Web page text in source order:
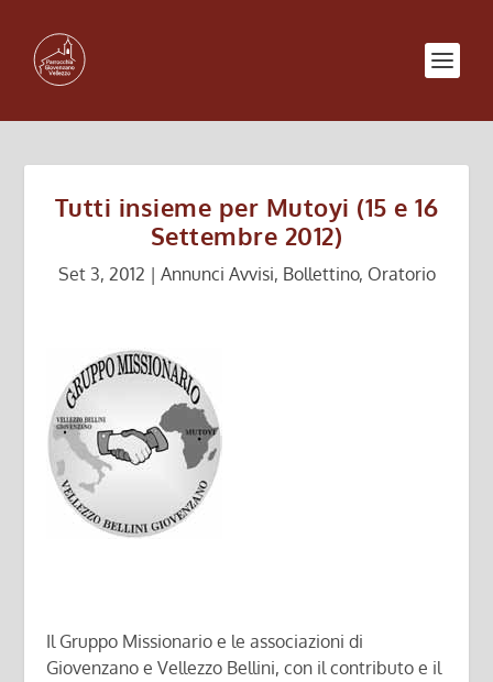
Tutti insieme per Mutoyi (15 e 16
Settembre 2012)
Set 3, 2012 | Annunci Avvisi, Bollettino, Oratorio
Il Gruppo Missionario e le associazioni di
Giovenzano e Vellezzo Bellini, con il contributo e il